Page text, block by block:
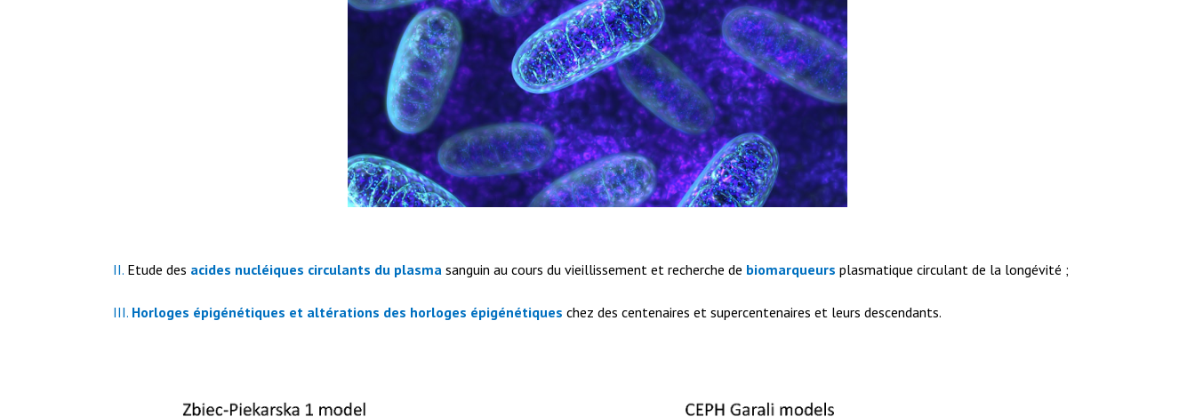
II. Etude des acides nucléiques circulants du plasmasanguin au cours du vieillissement et recherche de biomarqueurs plasmatique circulant de la longévité ;
III. Horloges épigénétiques et altérations des horloges épigénétiques chez des centenaires et supercentenaires et leurs descendants.